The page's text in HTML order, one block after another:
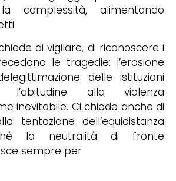
complessità, alimentando
di vigilare, di riconoscere i
le tragedie: l’erosione
delle istituzioni
l’abitudine alla violenza
inevitabile. Ci chiede anche di
tentazione dell’equidistanza
la neutralità di fronte
sempre per